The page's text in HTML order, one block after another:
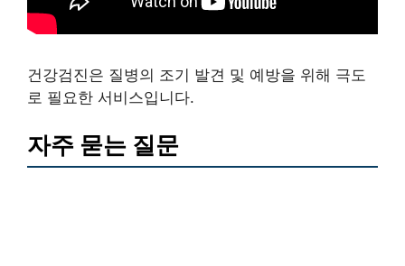
건강검진은 질병의 조기 발견 및 예방을 위해 극도
로 필요한 서비스입니다.
자주 묻는 질문